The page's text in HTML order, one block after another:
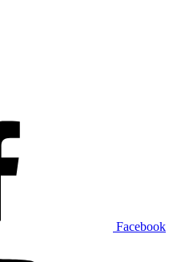
Facebook